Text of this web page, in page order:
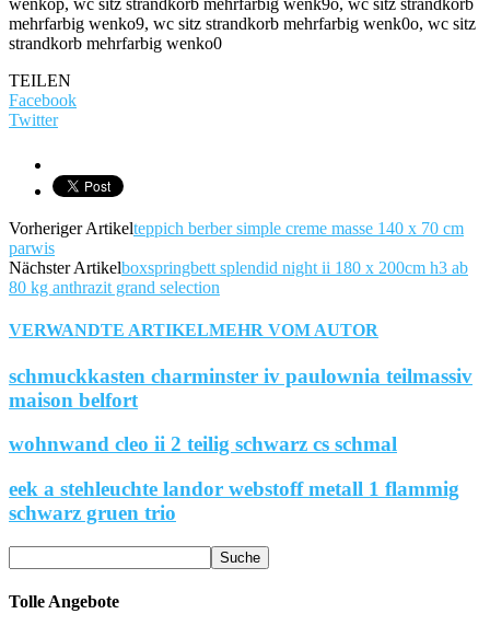
TEILEN
Facebook
Twitter
Vorheriger Artikelteppich berber simple creme masse 140 x 70 cm
parwis
Nächster Artikelboxspringbett splendid night ii 180 x 200cm h3 ab
80 kg anthrazit grand selection
VERWANDTE ARTIKELMEHR VOM AUTOR
schmuckkasten charminster iv paulownia teilmassiv
maison belfort
wohnwand cleo ii 2 teilig schwarz cs schmal
eek a stehleuchte landor webstoff metall 1 flammig
schwarz gruen trio
Tolle Angebote